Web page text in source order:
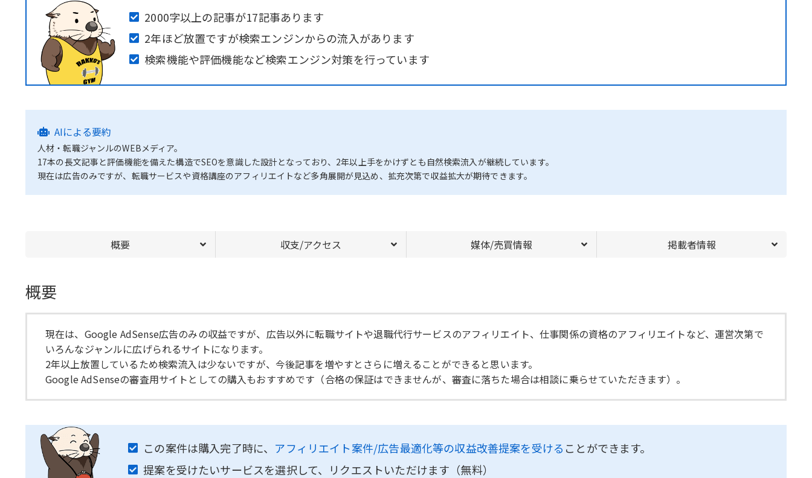
2000字以上の記事が17記事あります
2年ほど放置ですが検索エンジンからの流入があります
検索機能や評価機能など検索エンジン対策を行っています
AIによる要約
人材・転職ジャンルのWEBメディア。
17本の長文記事と評価機能を備えた構造でSEOを意識した設計となっており、2年以上手をかけずとも自然検索流入が継続しています。
現在は広告のみですが、転職サービスや資格講座のアフィリエイトなど多角展開が見込め、拡充次第で収益拡大が期待できます。
概要 収支/アクセス 媒体/売買情報 掲載者情報
概要
現在は、Google AdSense広告のみの収益ですが、広告以外に転職サイトや退職代行サービスのアフィリエイト、仕事関係の資格のアフィリエイトなど、運営次第で
いろんなジャンルに広げられるサイトになります。
2年以上放置しているため検索流入は少ないですが、今後記事を増やすとさらに増えることができると思います。
Google AdSenseの審査用サイトとしての購入もおすすめです（合格の保証はできませんが、審査に落ちた場合は相談に乗らせていただきます）。
この案件は購入完了時に、 アフィリエイト案件/広告最適化等の収益改善提案を受ける ことができます。
提案を受けたいサービスを選択して、リクエストいただけます（無料）